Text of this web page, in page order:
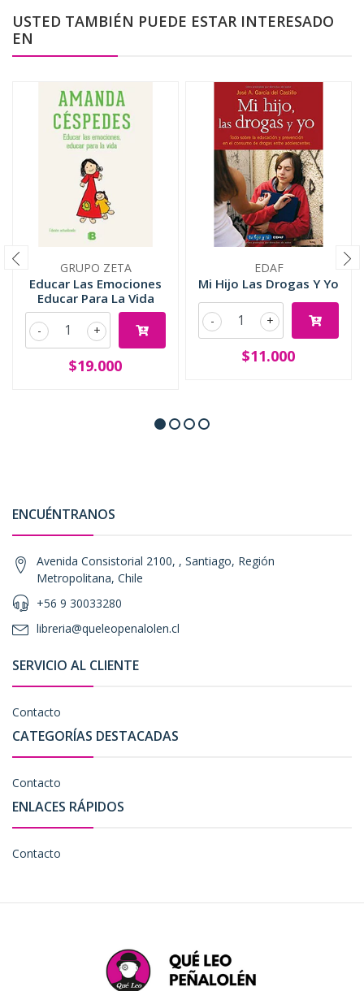
USTED TAMBIÉN PUEDE ESTAR INTERESADO
EN
GRUPO ZETA
Educar Las Emociones
Educar Para La Vida
+
-
$19.000
EDAF
Mi Hijo Las Drogas Y Yo
+
-
$11.000
ENCUÉNTRANOS
Avenida Consistorial 2100, , Santiago, Región
Metropolitana, Chile
+56 9 30033280
libreria@queleopenalolen.cl
SERVICIO AL CLIENTE
Contacto
CATEGORÍAS DESTACADAS
Contacto
ENLACES RÁPIDOS
Contacto